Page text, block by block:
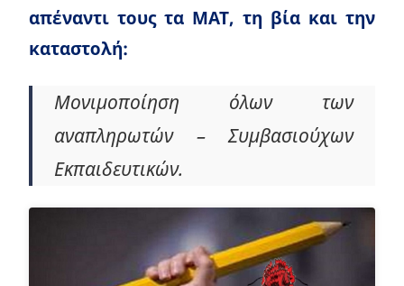
απέναντι τους τα ΜΑΤ, τη βία και την
καταστολή:
Μονιμοποίηση όλων των
αναπληρωτών – Συμβασιούχων
Εκπαιδευτικών.